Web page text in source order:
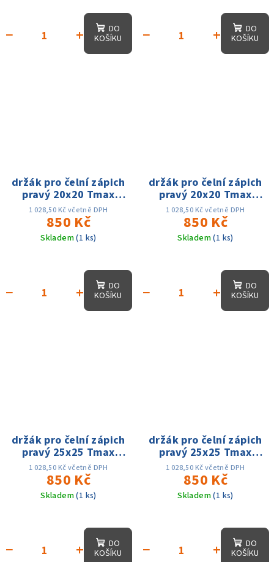
+
−
DO
KOŠÍKU
+
−
DO
KOŠÍKU
držák pro čelní zápich
pravý 20x20 Tmax
25mm dmin 80 - dmax
160mm, na MGMN300
1 028,50 Kč včetně DPH
850 Kč
Skladem(1 ks)
+
−
DO
KOŠÍKU
držák pro čelní zápich
pravý 20x20 Tmax
25mm dmin 80 - dmax
160mm, na MGMN400
1 028,50 Kč včetně DPH
850 Kč
Skladem(1 ks)
+
−
DO
KOŠÍKU
držák pro čelní zápich
pravý 25x25 Tmax
18mm dmin 25 - dmax
50mm, na MGMN300
1 028,50 Kč včetně DPH
850 Kč
Skladem(1 ks)
+
−
DO
KOŠÍKU
držák pro čelní zápich
pravý 25x25 Tmax
20mm dmin 50 - dmax
80mm, na MGMN300
1 028,50 Kč včetně DPH
850 Kč
Skladem(1 ks)
+
−
DO
KOŠÍKU